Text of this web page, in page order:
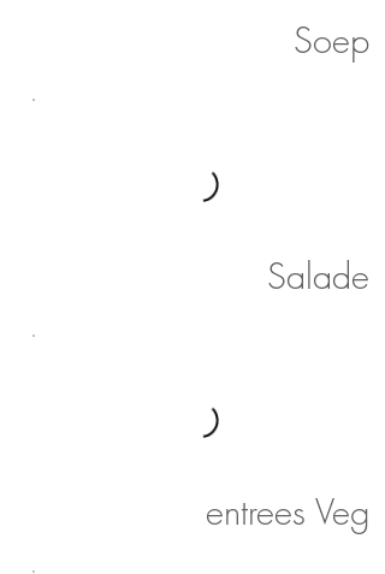
Soep
Salade
entrees Veg